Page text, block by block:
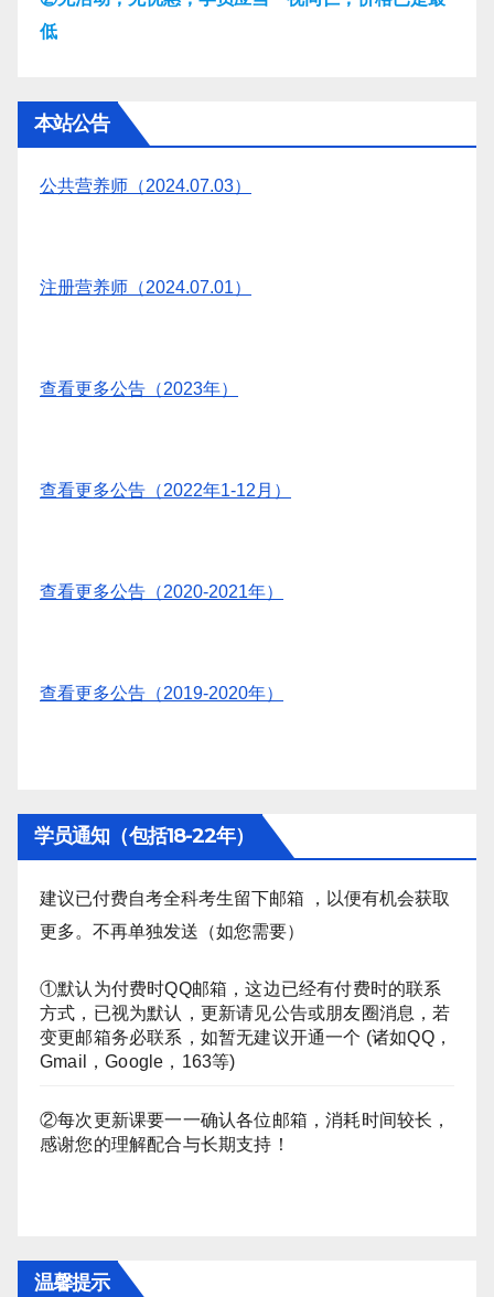
低
本站公告
公共营养师（2024.07.03）
注册营养师（2024.07.01）
查看更多公告（2023年）
查看更多公告（2022年1-12月）
查看更多公告（2020-2021年）
查看更多公告（2019-2020年）
学员通知（包括18-22年）
建议已付费自考全科考生留下邮箱 ，以便有机会获取
更多。不再单独发送（如您需要）
①默认为付费时QQ邮箱，这边已经有付费时的联系
方式，已视为默认，更新请见公告或朋友圈消息，若
变更邮箱务必联系，如暂无建议开通一个 (诸如QQ，
Gmail，Google，163等)
②每次更新课要一一确认各位邮箱，消耗时间较长，
感谢您的理解配合与长期支持！
温馨提示